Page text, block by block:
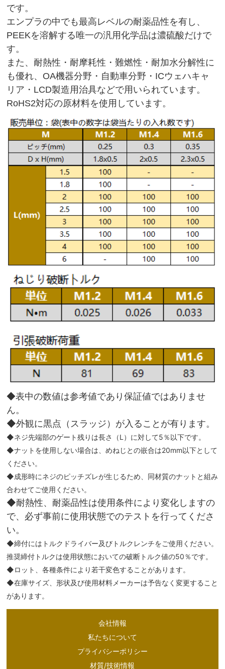
です。
エンプラの中でも最高レベルの耐薬品性を有し、
PEEKを溶解する唯一の汎用化学品は濃硫酸だけで
す。
また、耐熱性・耐摩耗性・難燃性・耐加水分解性に
も優れ、 OA機器分野・自動車分野・ICウェハキャ
リア・LCD製造用治具などで用いられています。
RoHS2対応の原材料を使用しています。
◆表中の数値は参考値であり保証値ではありませ
ん。
◆外観に黒点（スラッジ）が入ることが有ります。
◆ネジ先端部のゲート残りは長さ（L）に対して5％以下です。
◆ナットを使用しない場合は、めねじとの嵌合は20mm以下として
ください。
◆成形時にネジのピッチズレが生じるため、同材質のナットと組み
合わせてご使用ください。
◆耐熱性、耐薬品性は使用条件により変化しますの
で、必ず事前に使用状態でのテストを行ってくださ
い。
◆締付にはトルクドライバー及びトルクレンチをご使用ください。
推奨締付トルクは使用状態においての破断トルク値の50％です。
◆ロット、各種条件により若干変色することがあります。
◆在庫サイズ、形状及び使用材料メーカーは予告なく変更すること
があります。
会社情報
私たちについて
プライバシーポリシー
材質/技術情報